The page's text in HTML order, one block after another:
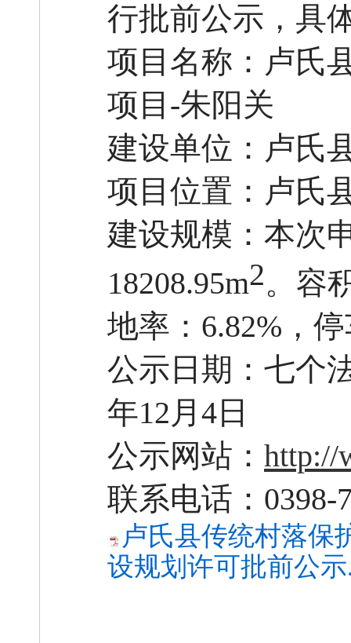
行批前公示，具
项目名称：卢氏
项目 -朱阳关
建设单位：卢氏
项目位置：卢氏
建设规模：本次
18208.95m2。 容
地率：6.82%，
公示日期：七个
年12月4日
公示网站： http://
联系电话： 0398-
卢氏县传统村落保
设规划许可批前公